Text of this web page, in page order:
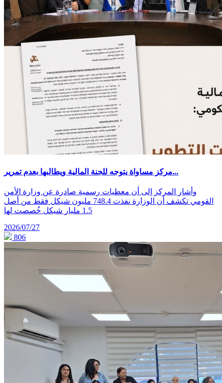
مركز مساواة يتوجه للجنة المالية ويطالبها بعدم تمرير...
وأشار المركز إلى أن معطيات رسمية صادرة عن وزارة الأمن
القومي تكشف أن الوزارة نفذت 748.4 مليون شيكل فقط من أصل
1.5 مليار شيكل خُصصت لها
2026/07/27
806